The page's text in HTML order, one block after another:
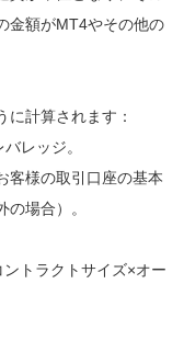
金額がMT4やその他の
に計算されます：
レッジ。
客様の取引口座の基本
場合）。
トラクトサイズ×オー